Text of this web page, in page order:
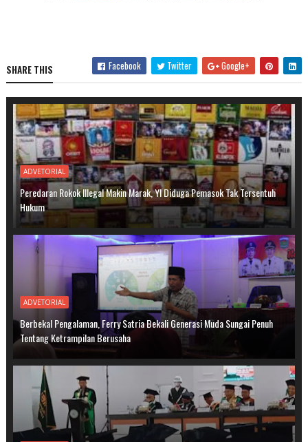
SHARE THIS Facebook Twitter Google+
ADVETORIAL
Peredaran Rokok Illegal Makin Marak, YI Diduga Pemasok Tak Tersentuh
Hukum
ADVETORIAL
Berbekal Pengalaman, Ferry Satria Bekali Generasi Muda Sungai Penuh
Tentang Ketrampilan Berusaha